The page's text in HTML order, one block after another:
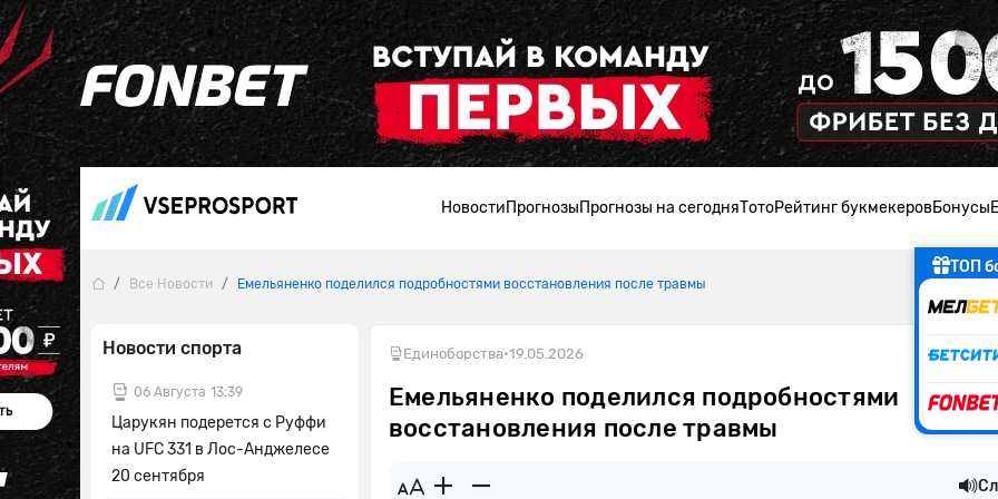
НовостиПрогнозыПрогнозы на сегодняТотоРейтинг букмекеровБонусы
ТОП
Все Новости Емельяненко поделился подробностями восстановления после травмы
Новости спорта
06 Августа 13:39
Царукян подерется с Руффи
на UFC 331 в Лос-Анджелесе
20 сентября
Единоборства•19.05.2026
Емельяненко поделился подробностями
восстановления после травмы